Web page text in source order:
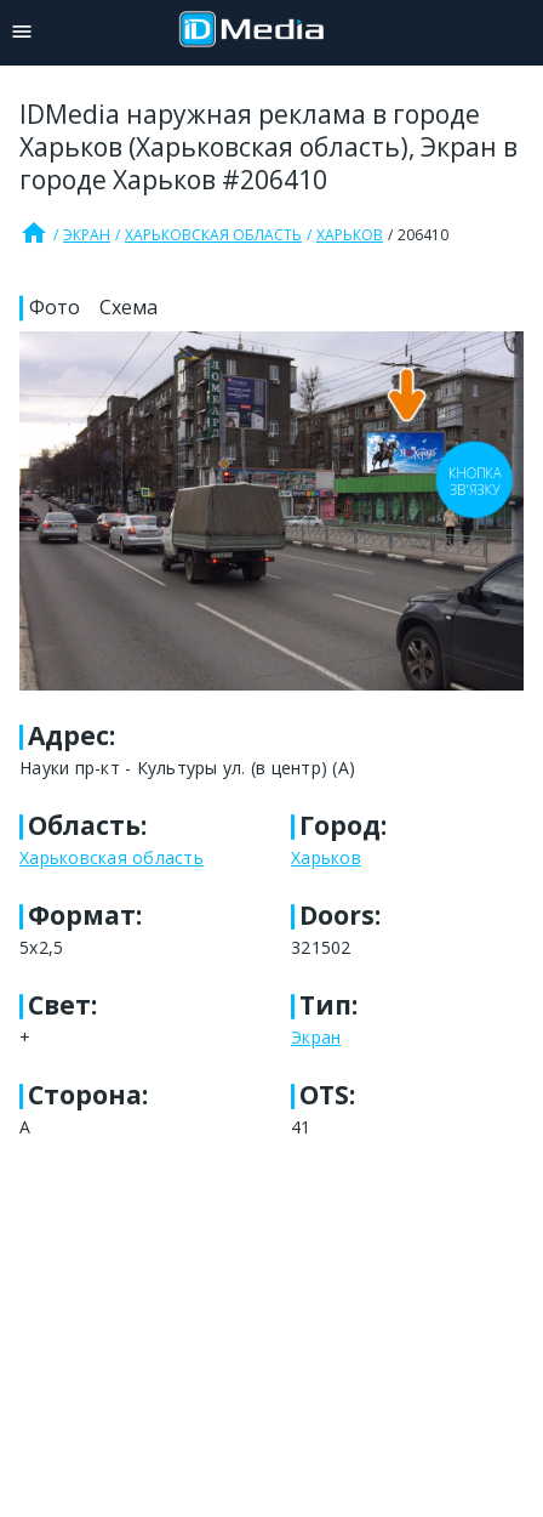
IDMedia наружная реклама в городе
Харьков (Харьковская область), Экран в
городе Харьков #206410
home ЭКРАН ХАРЬКОВСКАЯ ОБЛАСТЬ ХАРЬКОВ 206410
Фото Схема
Адрес:
Науки пр-кт - Культуры ул. (в центр) (А)
Область:
Харьковская область
Город:
Харьков
Формат:
5х2,5
Doors:
321502
Свет:
+
Тип:
Экран
Сторона:
А
OTS:
41
КНОПКА
ЗВ'ЯЗКУ